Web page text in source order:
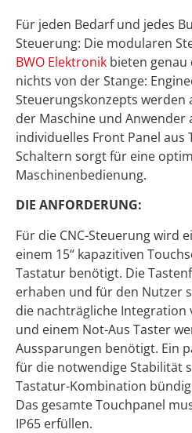
Für jeden Bedarf und jedes
Steuerung: Die modularen
BWO Elektronik bieten genau
nichts von der Stange:
Steuerungskonzepts werden
der Maschine und Anwender
individuelles Front Panel aus
Schaltern sorgt für eine
Maschinenbedienung.
DIE ANFORDERUNG:
Für die CNC-Steuerung wird
einem 15“ kapazitiven
Tastatur benötigt. Die
erhaben und für den Nutzer
die nachträgliche Integration
und einem Not-Aus Taster
Aussparungen benötigt. Ein
für die notwendige Stabilität
Tastatur-Kombination
Das gesamte Touchpanel
IP65 erfüllen.